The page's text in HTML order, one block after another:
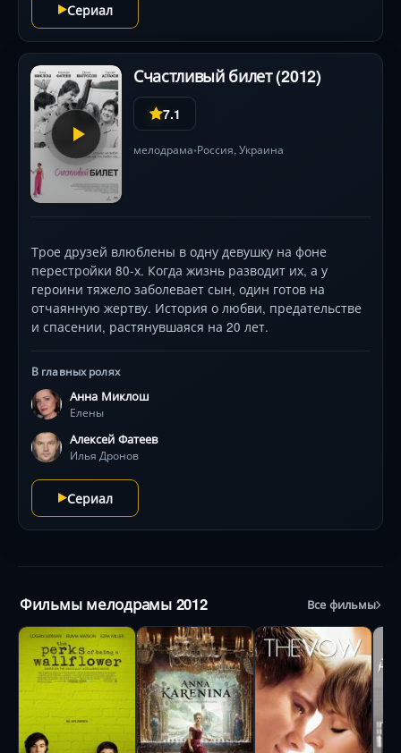
Сериал
Счастливый билет (2012)
7.1
мелодрама•Россия, Украина
Трое друзей влюблены в одну девушку на фоне
перестройки 80-х. Когда жизнь разводит их, а у
героини тяжело заболевает сын, один готов на
отчаянную жертву. История о любви, предательстве
и спасении, растянувшаяся на 20 лет.
В главных ролях
Анна Миклош
Елены
Алексей Фатеев
Илья Дронов
Сериал
Фильмы мелодрамы 2012 Все фильмы